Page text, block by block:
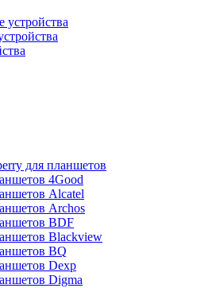
устройства
для планшетов
4Good
Alcatel
Archos
BDF
Blackview
BQ
Dexp
Digma